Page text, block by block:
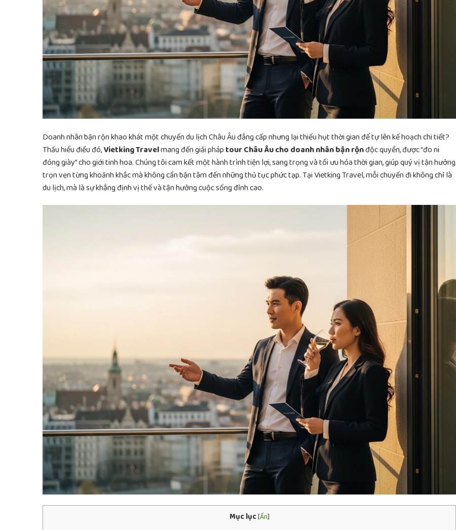
Doanh nhân bận rộn khao khát một chuyến du lịch Châu Âu đẳng cấp nhưng lại thiếu hụt thời gian để tự lên kế hoạch chi tiết?
Thấu hiểu điều đó,Vietking Travelmang đến giải pháp tour Châu Âu cho doanh nhân bận rộnđộc quyền, được “đo ni
đóng giày” cho giới tinh hoa. Chúng tôi cam kết một hành trình tiện lợi, sang trọng và tối ưu hóa thời gian, giúp quý vị tận hưởng
trọn vẹn từng khoảnh khắc mà không cần bận tâm đến những thủ tục phức tạp. Tại Vietking Travel, mỗi chuyến đi không chỉ là
du lịch, mà là sự khẳng định vị thế và tận hưởng cuộc sống đỉnh cao.
Mục lục[Ẩn]